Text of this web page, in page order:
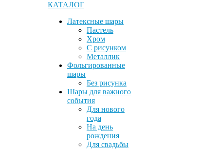
КАТАЛОГ
Латексные шары
Пастель
Хром
С рисунком
Металлик
Фольгированные
шары
Без рисунка
Шары для важного
события
Для нового
года
На день
рождения
Для свадьбы